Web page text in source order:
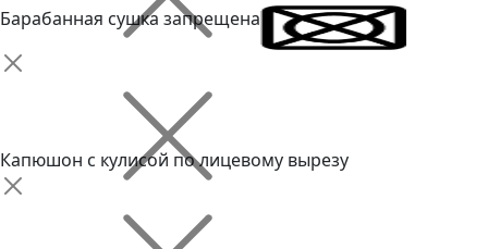
Барабанная сушка запрещена
Капюшон с кулисой по лицевому вырезу